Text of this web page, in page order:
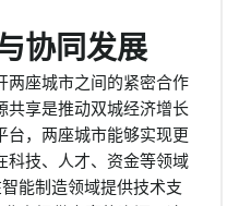
协同发展
两座城市之间的紧密合作
共享是推动双城经济增长
台，两座城市能够实现更
科技、人才、资金等领域
能制造领域提供技术支